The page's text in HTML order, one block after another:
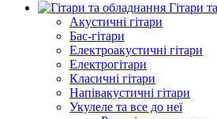
Гітари
Акустичні гітари
Бас-гітари
Електроакустичні гітари
Електрогітари
Класичні гітари
Напівакустичні гітари
Укулеле та все до неї